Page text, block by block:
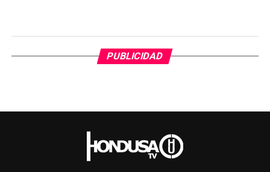
PUBLICIDAD